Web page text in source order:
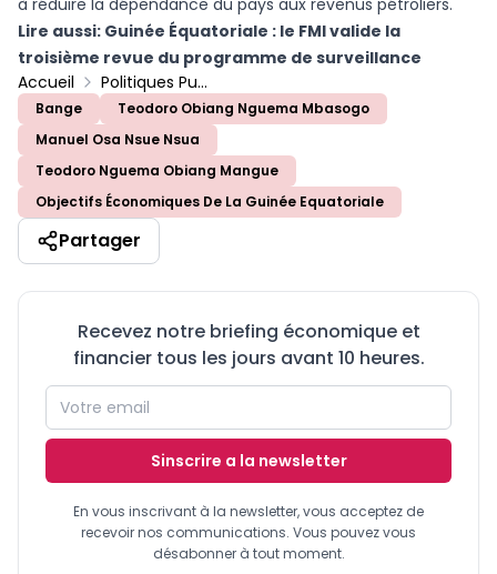
à réduire la dépendance du pays aux revenus pétroliers.
Lire aussi: Guinée Équatoriale : le FMI valide la
troisième revue du programme de surveillance
Accueil
Politiques Publiques
Bange
Teodoro Obiang Nguema Mbasogo
Manuel Osa Nsue Nsua
Teodoro Nguema Obiang Mangue
Objectifs Économiques De La Guinée Equatoriale
Partager
Recevez notre briefing économique et
financier tous les jours avant 10 heures.
Sinscrire a la newsletter
En vous inscrivant à la newsletter, vous acceptez de
recevoir nos communications. Vous pouvez vous
désabonner à tout moment.